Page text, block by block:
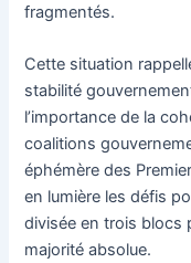
fragmentés.
Cette situation
stabilité
l’importance de la
coalitions
éphémère des
en lumière les défis
divisée en trois blocs
majorité absolue.